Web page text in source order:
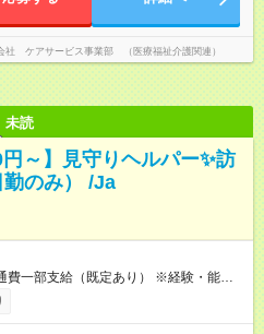
社 ケアサービス事業部 （医療福祉介護関連）
未読
～】見守りヘルパー✨訪
勤のみ） /Ja
一部支給（既定あり） ※経験・能力を